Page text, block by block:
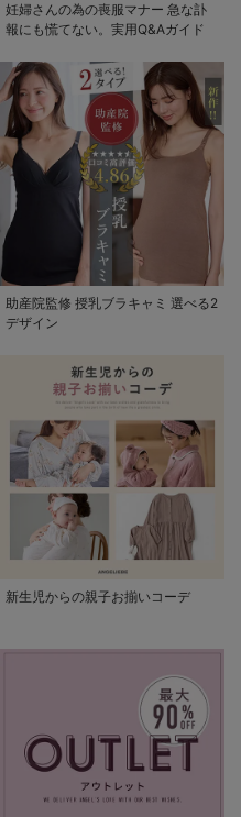
妊婦さんの為の喪服マナー 急な訃
報にも慌てない。実用Q&Aガイド
助産院監修 授乳ブラキャミ 選べる2
デザイン
新生児からの親子お揃いコーデ